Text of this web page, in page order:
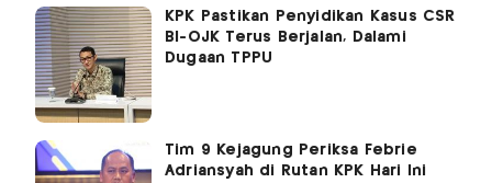
KPK Pastikan Penyidikan Kasus CSR
BI-OJK Terus Berjalan, Dalami
Dugaan TPPU
Tim 9 Kejagung Periksa Febrie
Adriansyah di Rutan KPK Hari Ini